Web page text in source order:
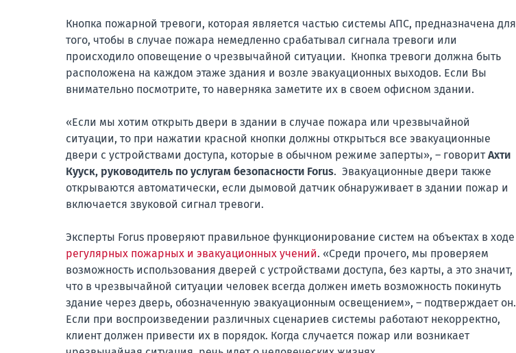
Кнопка пожарной тревоги, которая является частью системы АПС, предназначена для
того, чтобы в случае пожара немедленно срабатывал сигнала тревоги или
происходило оповещение о чрезвычайной ситуации. Кнопка тревоги должна быть
расположена на каждом этаже здания и возле эвакуационных выходов. Если Вы
внимательно посмотрите, то наверняка заметите их в своем офисном здании.
«Если мы хотим открыть двери в здании в случае пожара или чрезвычайной
ситуации, то при нажатии красной кнопки должны открыться все эвакуационные
двери с устройствами доступа, которые в обычном режиме заперты», – говоритАхти
Кууск, руководитель по услугам безопасности Forus. Эвакуационные двери также
открываются автоматически, если дымовой датчик обнаруживает в здании пожар и
включается звуковой сигнал тревоги.
Эксперты Forus проверяют правильное функционирование систем на объектах в ходе
регулярных пожарных и эвакуационных учений. «Среди прочего, мы проверяем
возможность использования дверей с устройствами доступа, без карты, а это значит,
что в чрезвычайной ситуации человек всегда должен иметь возможность покинуть
здание через дверь, обозначенную эвакуационным освещением», – подтверждает он.
Если при воспроизведении различных сценариев системы работают некорректно,
клиент должен привести их в порядок. Когда случается пожар или возникает